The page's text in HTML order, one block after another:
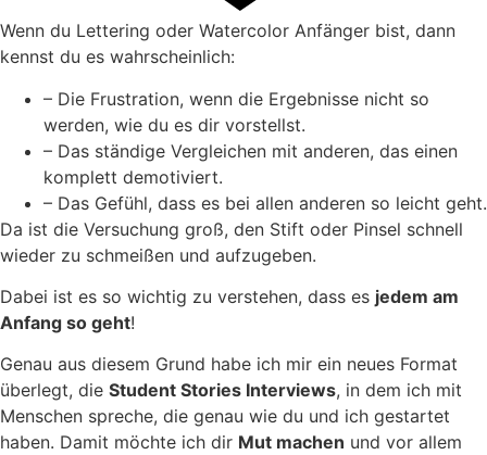
Wenn du Lettering oder Watercolor Anfänger bist, dann
kennst du es wahrscheinlich:
– Die Frustration, wenn die Ergebnisse nicht so
werden, wie du es dir vorstellst.
– Das ständige Vergleichen mit anderen, das einen
komplett demotiviert.
– Das Gefühl, dass es bei allen anderen so leicht geht.
Da ist die Versuchung groß, den Stift oder Pinsel schnell
wieder zu schmeißen und aufzugeben.
Dabei ist es so wichtig zu verstehen, dass es jedem am
Anfang so geht!
Genau aus diesem Grund habe ich mir ein neues Format
überlegt, die Student Stories Interviews, in dem ich mit
Menschen spreche, die genau wie du und ich gestartet
haben. Damit möchte ich dir Mut machen und vor allem